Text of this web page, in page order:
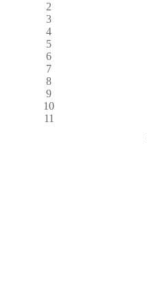
2
3
4
5
6
7
8
9
10
11